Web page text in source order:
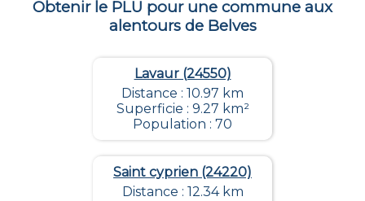
Obtenir le PLU pour une commune aux
alentours de Belves
Lavaur (24550)
Distance : 10.97 km
Superficie : 9.27 km²
Population : 70
Saint cyprien (24220)
Distance : 12.34 km